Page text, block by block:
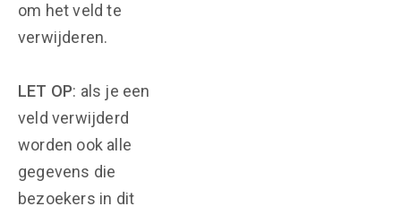
om het veld te
verwijderen.
LET OP: als je een
veld verwijderd
worden ook alle
gegevens die
bezoekers in dit